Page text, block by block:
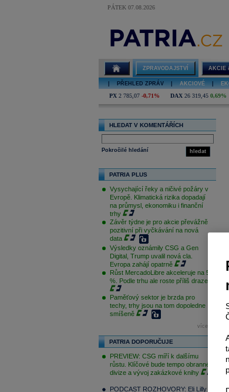
PÁTEK 07.08.2026
ZPRAVODAJSTVÍ AKCIE
PŘEHLED ZPRÁV AKCIOVÉ
PX 2 785,07 -0,71% DAX 26 319,45 0,69%
HLEDAT V KOMENTÁŘÍCH
hledat
Pokročilé hledání
PATRIA PLUS
Vysychající řeky a ničivé požáry v
Evropě. Klimatická rizika dopadají
na průmysl, ekonomiku i finanční
trhy
Závěr týdne je pro akcie převážně
pozitivní při vyčkávání na nová
data
Výsledky oznámily CSG a Gen
Digital, Trump uvalil nová cla.
Evropa zahájí opatrně
Růst MercadoLibre akceleruje na 50
%. Podle trhu ale roste příliš draze
Paměťový sektor je brzda pro
techy, trhy jsou na tom dopoledne
smíšeně
více...
PATRIA DOPORUČUJE
PREVIEW: CSG míří k dalšímu
růstu. Klíčové bude tempo obranné
divize a vývoj zakázkové knihy
PODCAST ROZHOVORY: Eli Lilly